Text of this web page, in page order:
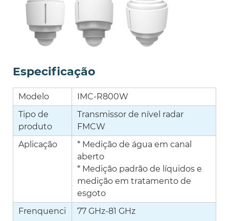
Especificação
Modelo
IMC-R800W
Tipo de
produto
Transmissor de nível radar
FMCW
Aplicação
* Medição de água em canal
aberto
* Medição padrão de líquidos e
medição em tratamento de
esgoto
Frenquenci
77 GHz-81 GHz